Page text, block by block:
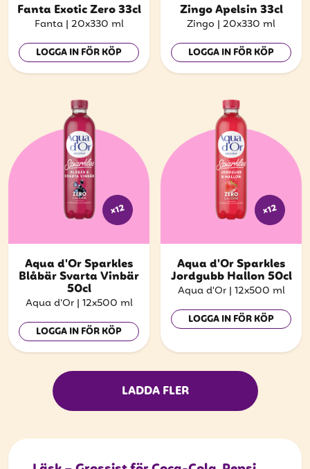
Fanta Exotic Zero 33cl
Fanta | 20x330 ml
LOGGA IN FÖR KÖP
Zingo Apelsin 33cl
Zingo | 20x330 ml
LOGGA IN FÖR KÖP
x12
Aqua d'Or Sparkles
Blåbär Svarta Vinbär
50cl
Aqua d'Or | 12x500 ml
LOGGA IN FÖR KÖP
x12
Aqua d'Or Sparkles
Jordgubb Hallon 50cl
Aqua d'Or | 12x500 ml
LOGGA IN FÖR KÖP
LADDA FLER